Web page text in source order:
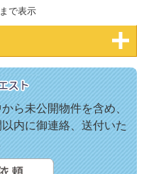
ら未公開物件を含め、
内に御連絡、送付いた
で表示